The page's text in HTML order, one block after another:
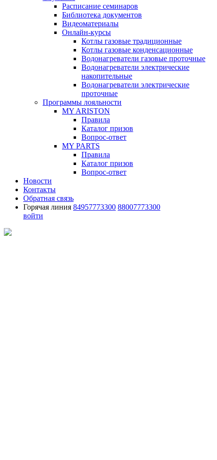
Расписание семинаров
Библиотека документов
Видеоматериалы
Онлайн-курсы
Котлы газовые традиционные
Котлы газовые конденсационные
Водонагреватели газовые проточные
Водонагреватели электрические
накопительные
Водонагреватели электрические
проточные
Программы лояльности
MY ARISTON
Правила
Каталог призов
Вопрос-ответ
MY PARTS
Правила
Каталог призов
Вопрос-ответ
Новости
Контакты
Обратная связь
Горячая линия 84957773300 88007773300
войти